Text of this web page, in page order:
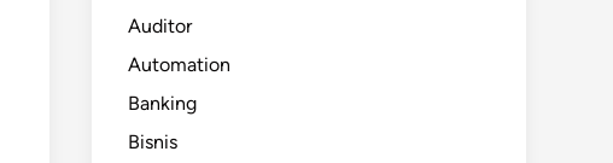
Auditor
Automation
Banking
Bisnis